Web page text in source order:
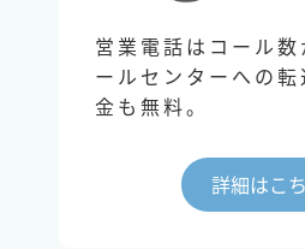
営業電話はコール数
ールセンターへの
金も無料。
詳細はこ